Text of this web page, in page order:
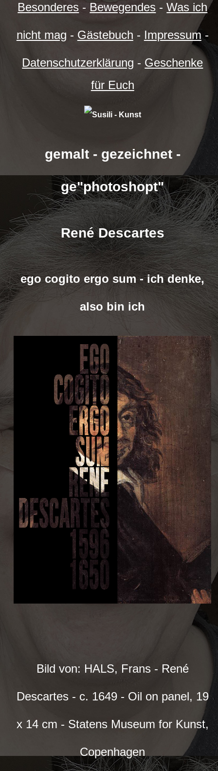
Besonderes - Bewegendes -Was ich
nicht mag - Gästebuch - Impressum -
Datenschutzerklärung - Geschenke
für Euch
gemalt - gezeichnet -
ge"photoshopt"
René Descartes
ego cogito ergo sum - ich denke,
also bin ich
Bild von: HALS, Frans - René
Descartes - c. 1649 - Oil on panel, 19
x 14 cm - Statens Museum for Kunst,
Copenhagen